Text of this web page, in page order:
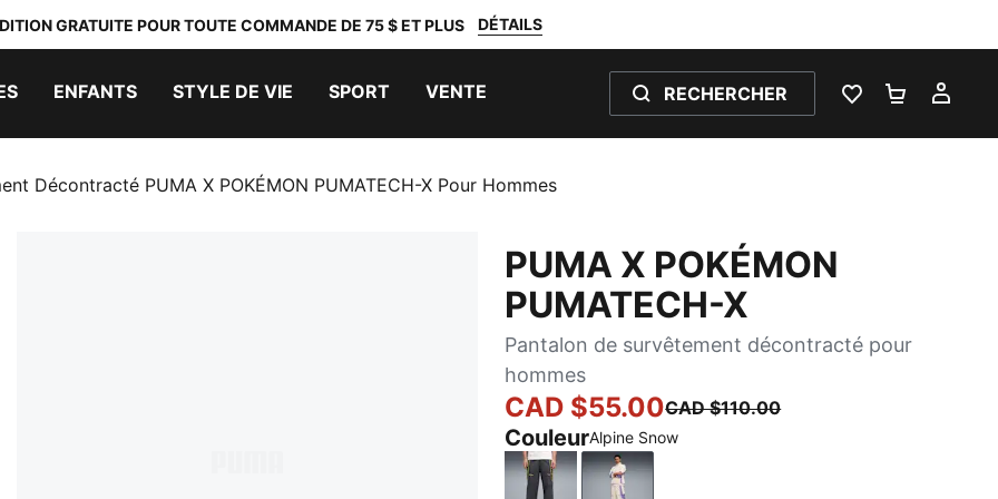
GRATUITE POUR TOUTE COMMANDE DE 75 $ ET PLUS DÉTAILS
ENFANTS STYLE DE VIE SPORT VENTE RECHERCHER
LISTE DEPANIER 0
Décontracté PUMA X POKÉMON PUMATECH-X Pour Hommes
PUMA X POKÉMON
PUMATECH-X
Pantalon de survêtement décontracté pour
hommes
CAD $55.00CAD $110.00
CouleurAlpine Snow